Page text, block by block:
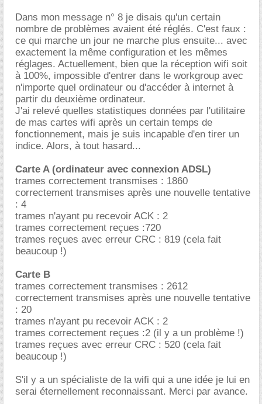
Dans mon message n° 8 je disais qu'un certain
nombre de problèmes avaient été réglés. C'est faux :
ce qui marche un jour ne marche plus ensuite... avec
exactement la même configuration et les mêmes
réglages. Actuellement, bien que la réception wifi soit
à 100%, impossible d'entrer dans le workgroup avec
n'importe quel ordinateur ou d'accéder à internet à
partir du deuxième ordinateur.
J'ai relevé quelles statistiques données par l'utilitaire
de mas cartes wifi après un certain temps de
fonctionnement, mais je suis incapable d'en tirer un
indice. Alors, à tout hasard...
Carte A (ordinateur avec connexion ADSL)
trames correctement transmises : 1860
correctement transmises après une nouvelle tentative
: 4
trames n'ayant pu recevoir ACK : 2
trames correctement reçues :720
trames reçues avec erreur CRC : 819 (cela fait
beaucoup !)
Carte B
trames correctement transmises : 2612
correctement transmises après une nouvelle tentative
: 20
trames n'ayant pu recevoir ACK : 2
trames correctement reçues :2 (il y a un problème !)
trames reçues avec erreur CRC : 520 (cela fait
beaucoup !)
S'il y a un spécialiste de la wifi qui a une idée je lui en
serai éternellement reconnaissant. Merci par avance.